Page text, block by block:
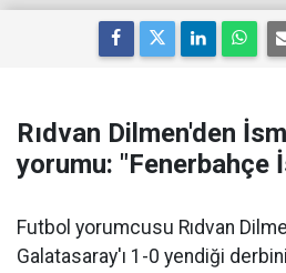
Rıdvan Dilmen'den
yorumu: "Fenerbahçe
Futbol yorumcusu Rıdvan
Galatasaray'ı 1-0 yendiği